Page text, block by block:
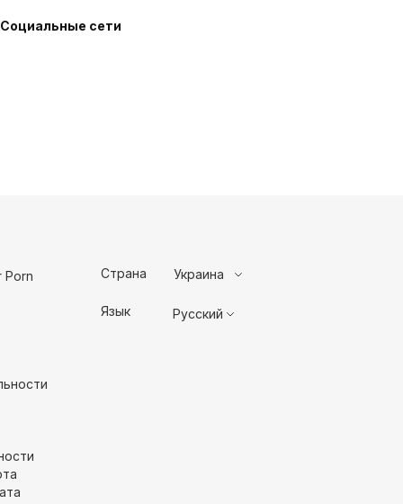
Социальные сети
Porn Страна Украина
Язык Русский